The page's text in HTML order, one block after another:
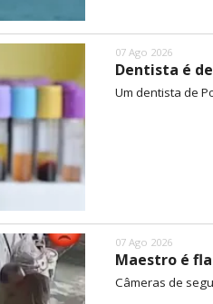
07 Ago 2026
Dentista é
Um dentista de
07 Ago 2026
Maestro é
Câmeras de